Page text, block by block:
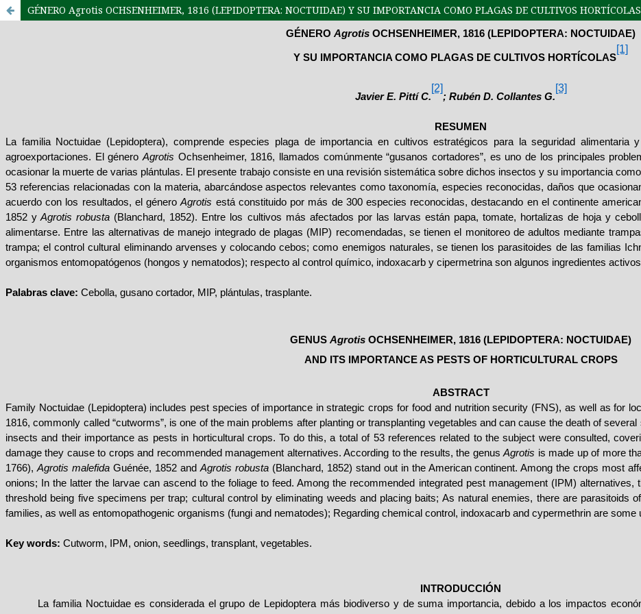
GÉNERO Agrotis OCHSENHEIMER, 1816 (LEPIDOPTERA: NOCTUIDAE) Y SU IMPORTANCIA COMO PLAGAS DE CULTIVOS HORTÍCOLAS